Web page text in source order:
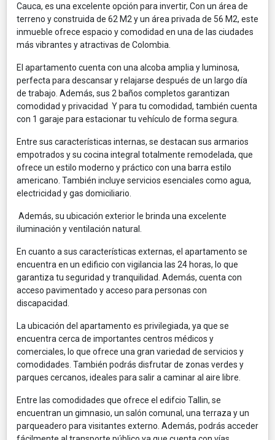
Cauca, es una excelente opción para invertir, Con un área de
terreno y construida de 62 M2 y un área privada de 56 M2, este
inmueble ofrece espacio y comodidad en una de las ciudades
más vibrantes y atractivas de Colombia.
El apartamento cuenta con una alcoba amplia y luminosa,
perfecta para descansar y relajarse después de un largo día
de trabajo. Además, sus 2 baños completos garantizan
comodidad y privacidad Y para tu comodidad, también cuenta
con 1 garaje para estacionar tu vehículo de forma segura.
Entre sus características internas, se destacan sus armarios
empotrados y su cocina integral totalmente remodelada, que
ofrece un estilo moderno y práctico con una barra estilo
americano. También incluye servicios esenciales como agua,
electricidad y gas domiciliario.
Además, su ubicación exterior le brinda una excelente
iluminación y ventilación natural.
En cuanto a sus características externas, el apartamento se
encuentra en un edificio con vigilancia las 24 horas, lo que
garantiza tu seguridad y tranquilidad. Además, cuenta con
acceso pavimentado y acceso para personas con
discapacidad.
La ubicación del apartamento es privilegiada, ya que se
encuentra cerca de importantes centros médicos y
comerciales, lo que ofrece una gran variedad de servicios y
comodidades. También podrás disfrutar de zonas verdes y
parques cercanos, ideales para salir a caminar al aire libre.
Entre las comodidades que ofrece el edifcio Tallin, se
encuentran un gimnasio, un salón comunal, una terraza y un
parqueadero para visitantes externo. Además, podrás acceder